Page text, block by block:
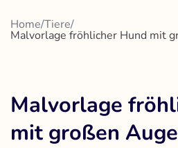
Home/Tiere/
Malvorlage fröhlicher Hund mit
Malvorlage
mit großen